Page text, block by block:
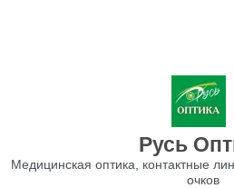
Русь
Медицинская оптика, контактные
очков